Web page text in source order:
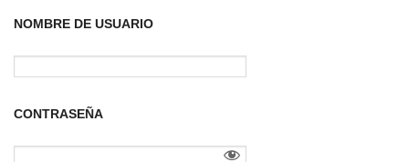
NOMBRE DE USUARIO
CONTRASEÑA